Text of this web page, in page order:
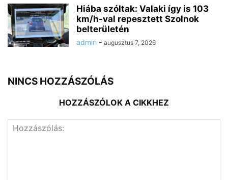
Hiába szóltak: Valaki így is 103
km/h-val repesztett Szolnok
belterületén
admin - augusztus 7, 2026
NINCS HOZZÁSZÓLÁS
HOZZÁSZÓLOK A CIKKHEZ